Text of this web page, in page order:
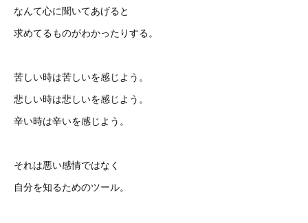
なんて心に聞いてあげると
求めてるものがわかったりする。
苦しい時は苦しいを感じよう。
悲しい時は悲しいを感じよう。
辛い時は辛いを感じよう。
それは悪い感情ではなく
自分を知るためのツール。